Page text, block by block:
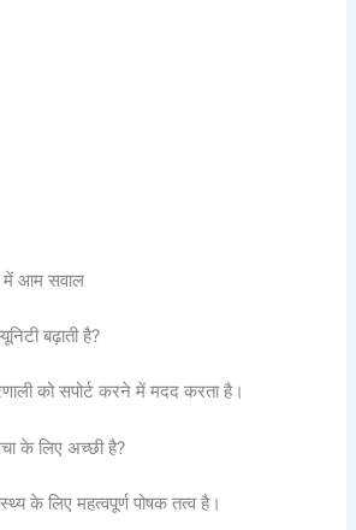
में आम सवाल
बढ़ाती है?
को सपोर्ट करने में मदद करता है।
के लिए अच्छी है?
के लिए महत्वपूर्ण पोषक तत्व है।